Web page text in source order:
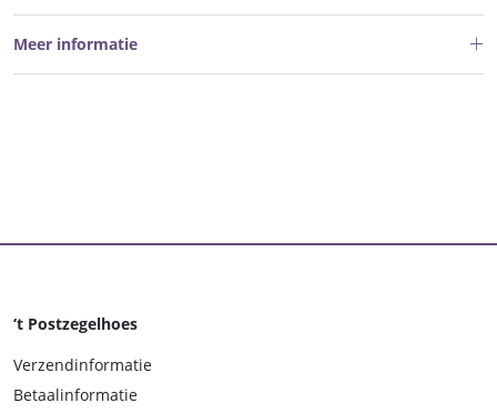
Meer informatie
‘t Postzegelhoes
Verzendinformatie
Betaalinformatie